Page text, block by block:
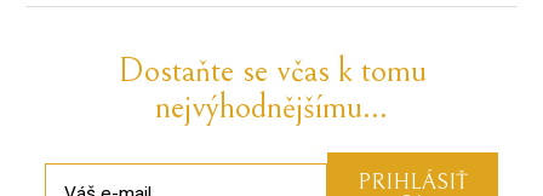
Dostaňte se včas k tomu
nejvýhodnějšímu...